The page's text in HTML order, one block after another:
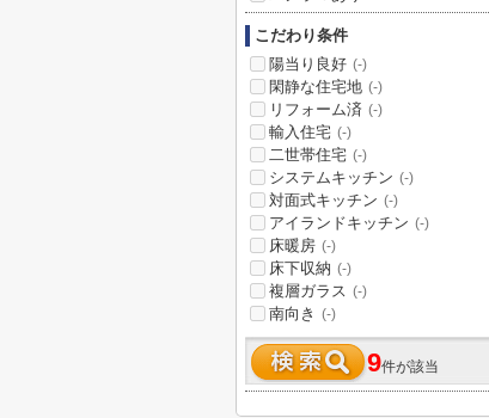
こだわり条件
陽当り良好 (-)
閑静な住宅地 (-)
リフォーム済 (-)
輸入住宅 (-)
二世帯住宅 (-)
システムキッチン (-)
対面式キッチン (-)
アイランドキッチン (-)
床暖房 (-)
床下収納 (-)
複層ガラス (-)
南向き (-)
9件が該当